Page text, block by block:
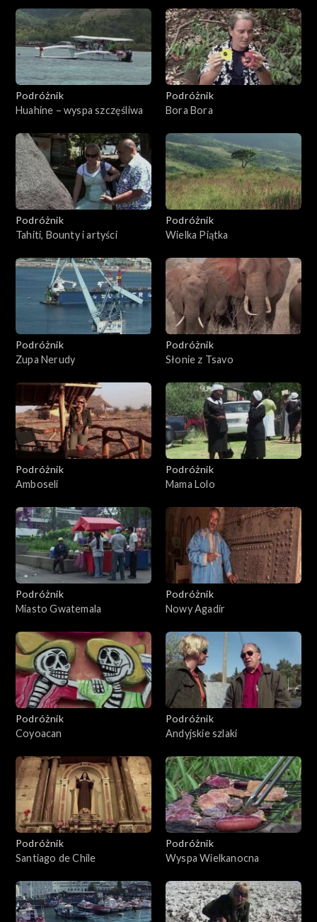
Podróżnik
Huahine – wyspa szczęśliwa
Podróżnik
Bora Bora
Podróżnik
Tahiti, Bounty i artyści
Podróżnik
Wielka Piątka
Podróżnik
Zupa Nerudy
Podróżnik
Słonie z Tsavo
Podróżnik
Amboseli
Podróżnik
Mama Lolo
Podróżnik
Miasto Gwatemala
Podróżnik
Nowy Agadir
Podróżnik
Coyoacan
Podróżnik
Andyjskie szlaki
Podróżnik
Santiago de Chile
Podróżnik
Wyspa Wielkanocna